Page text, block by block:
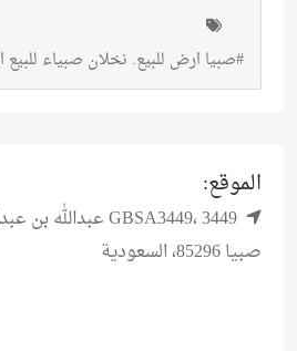
#صبيا ارض للبيع. نخلان صبياء
الموقع:
صبيا 85296، السعودية